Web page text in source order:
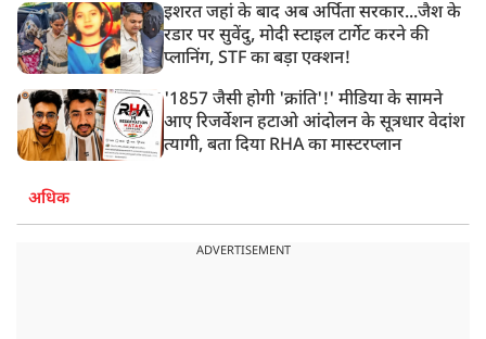
इशरत जहां के बाद अब अर्पिता सरकार...जैश के
रडार पर सुवेंदु, मोदी स्टाइल टार्गेट करने की
प्लानिंग, STF का बड़ा एक्शन!
'1857 जैसी होगी 'क्रांति'!' मीडिया के सामने
आए रिजर्वेशन हटाओ आंदोलन के सूत्रधार वेदांश
त्यागी, बता दिया RHA का मास्टरप्लान
अधिक
ADVERTISEMENT